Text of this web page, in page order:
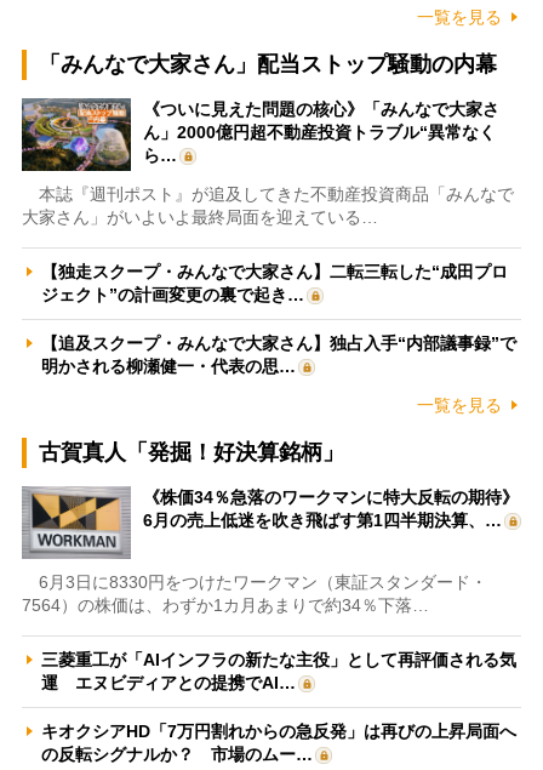
一覧を見る
「みんなで大家さん」配当ストップ騒動の内幕
《ついに見えた問題の核心》「みんなで大家さ
ん」2000億円超不動産投資トラブル“異常なく
ら…
本誌『週刊ポスト』が追及してきた不動産投資商品「みんなで
大家さん」がいよいよ最終局面を迎えている…
【独走スクープ・みんなで大家さん】二転三転した“成田プロ
ジェクト”の計画変更の裏で起き…
【追及スクープ・みんなで大家さん】独占入手“内部議事録”で
明かされる柳瀬健一・代表の思…
一覧を見る
古賀真人「発掘！好決算銘柄」
《株価34％急落のワークマンに特大反転の期待》
6月の売上低迷を吹き飛ばす第1四半期決算、…
6月3日に8330円をつけたワークマン（東証スタンダード・
7564）の株価は、わずか1カ月あまりで約34％下落…
三菱重工が「AIインフラの新たな主役」として再評価される気
運 エヌビディアとの提携でAI…
キオクシアHD「7万円割れからの急反発」は再びの上昇局面へ
の反転シグナルか？ 市場のムー…